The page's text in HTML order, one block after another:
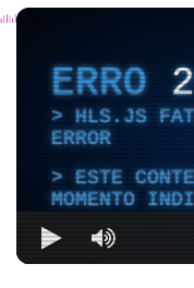
ERRO
HLS.JS
ERROR
ESTE
MOMENTO